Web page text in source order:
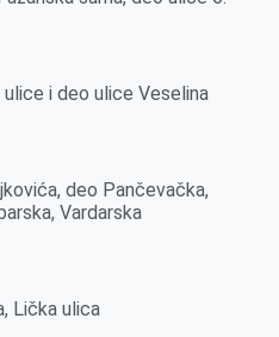
i deo ulice Veselina
deo Pančevačka,
Vardarska
Lička ulica